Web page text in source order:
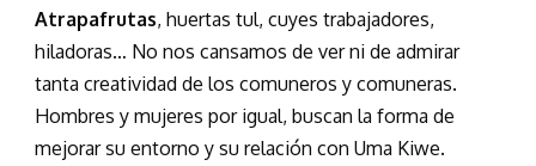
Atrapafrutas, huertas tul, cuyes trabajadores,
hiladoras… No nos cansamos de ver ni de admirar
tanta creatividad de los comuneros y comuneras.
Hombres y mujeres por igual, buscan la forma de
mejorar su entorno y su relación con Uma Kiwe.